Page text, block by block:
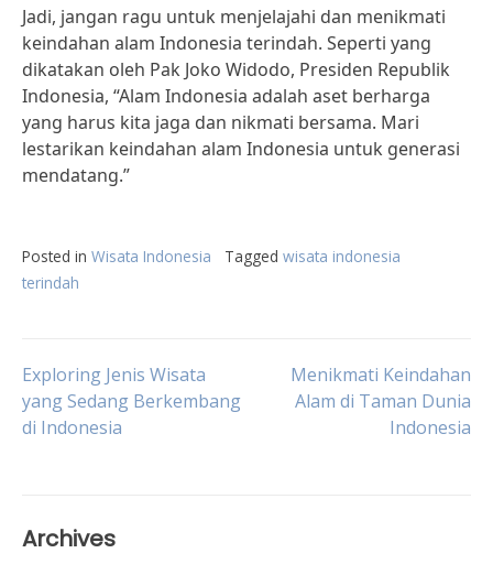
Jadi, jangan ragu untuk menjelajahi dan menikmati
keindahan alam Indonesia terindah. Seperti yang
dikatakan oleh Pak Joko Widodo, Presiden Republik
Indonesia, “Alam Indonesia adalah aset berharga
yang harus kita jaga dan nikmati bersama. Mari
lestarikan keindahan alam Indonesia untuk generasi
mendatang.”
Posted in Wisata Indonesia Tagged wisata indonesia
terindah
Post
navigation
Exploring Jenis Wisata
yang Sedang Berkembang
di Indonesia
Menikmati Keindahan
Alam di Taman Dunia
Indonesia
Archives